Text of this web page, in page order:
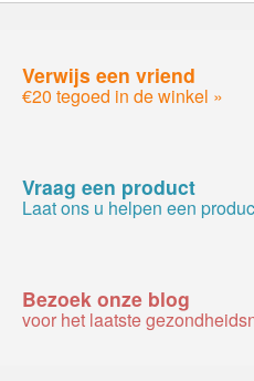
Verwijs een vriend
€20 tegoed in de winkel »
Vraag een product
Laat ons u helpen een
Bezoek onze blog
voor het laatste